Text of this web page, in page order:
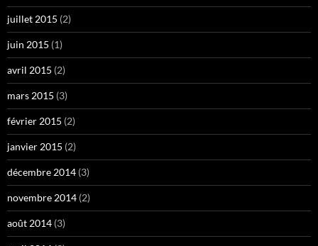
juillet 2015 (2)
juin 2015 (1)
avril 2015 (2)
mars 2015 (3)
février 2015 (2)
janvier 2015 (2)
décembre 2014 (3)
novembre 2014 (2)
août 2014 (3)